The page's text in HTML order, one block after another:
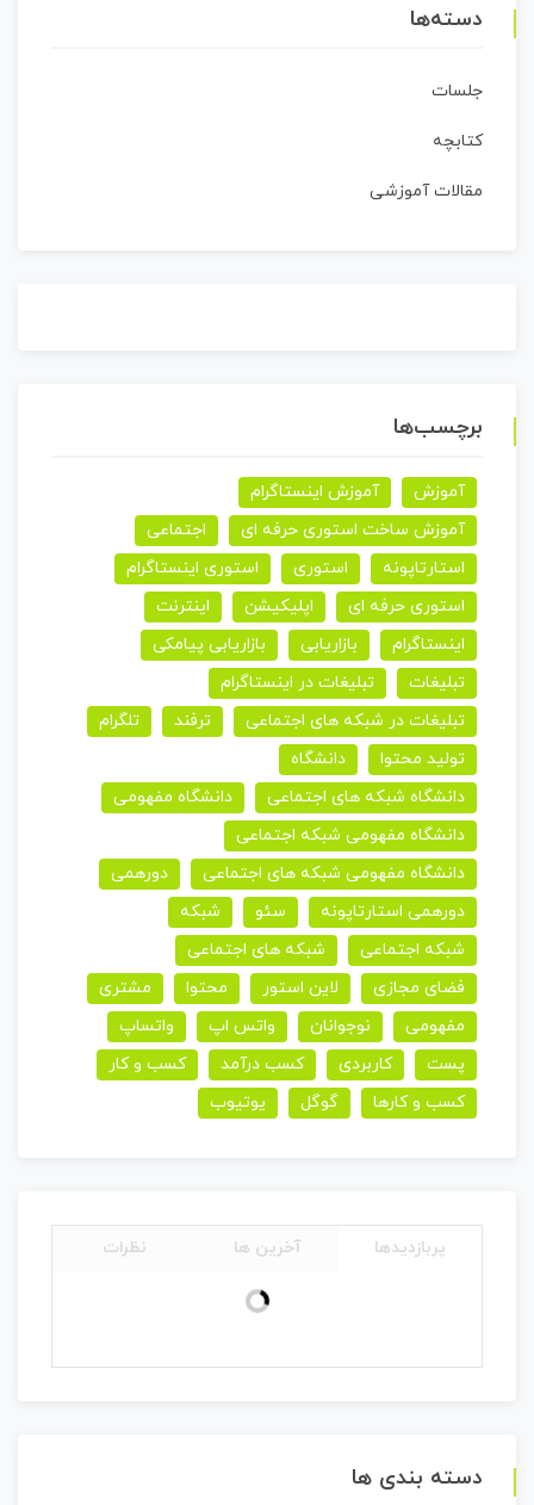
دسته‌ها
جلسات
کتابچه
مقالات آموزشی
برچسب‌ها
آموزش
آموزش اینستاگرام
آموزش ساخت استوری حرفه ای
اجتماعی
استارتاپونه
استوری
استوری اینستاگرام
استوری حرفه ای
اپلیکیشن
اینترنت
اینستاگرام
بازاریابی
بازاریابی پیامکی
تبلیغات
تبلیغات در اینستاگرام
تبلیغات در شبکه های اجتماعی
ترفند
تلگرام
تولید محتوا
دانشگاه
دانشگاه شبکه های اجتماعی
دانشگاه مفهومی
دانشگاه مفهومی شبکه اجتماعی
دانشگاه مفهومی شبکه های اجتماعی
دورهمی
دورهمی استارتاپونه
سئو
شبکه
شبکه اجتماعی
شبکه های اجتماعی
فضای مجازی
لاین استور محتوا
مشتری
مفهومی
نوجوانان واتس اپ
واتساپ
پست
کاربردی کسب درآمد
کسب و کار
کسب و کارها
گوگل یوتیوب
پربازدیدها آخرین ها نظرات
دسته بندی ها